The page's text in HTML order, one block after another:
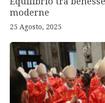
moderne
25 Agosto, 2025